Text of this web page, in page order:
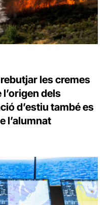
les cremes
dels
d’estiu també es
l’alumnat